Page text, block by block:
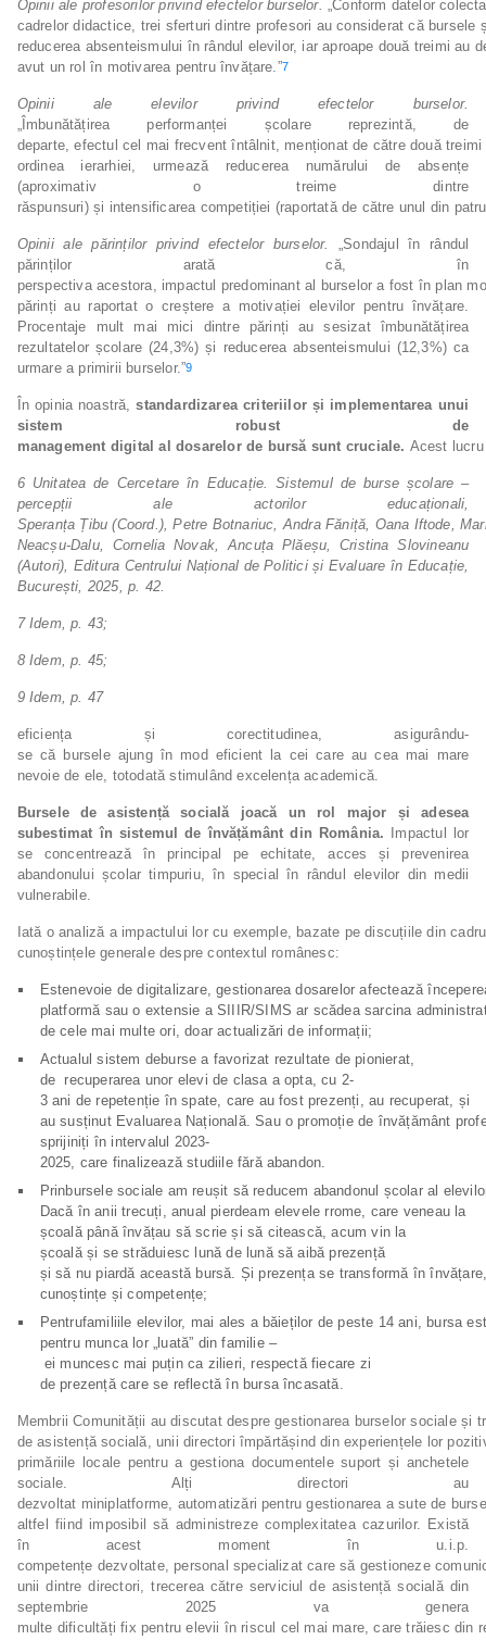
Opinii ale profesorilor privind efectelor burselor. „Conform datelor
cadrelor didactice, trei sferturi dintre profesori au considerat că bursele
reducerea absenteismului în rândul elevilor, iar aproape două treimi au
avut un rol în motivarea pentru învățare.”7
Opinii ale elevilor privind efectelor
burselor.
„Îmbunătățirea performanței școlare reprezintă, de
departe, efectul cel mai frecvent întâlnit, menționat de către două
ordinea ierarhiei, urmează reducerea numărului de absențe
(aproximativ o treime dintre
răspunsuri) și intensificarea competiției (raportată de către unul din
Opinii ale părinților privind efectelor burselor.„Sondajul în rândul
părinților arată că, în
perspectiva acestora, impactul predominant al burselor a fost în plan
părinți au raportat o creștere a motivației elevilor pentru învățare.
Procentaje mult mai mici dintre părinți au sesizat îmbunătățirea
rezultatelor școlare (24,3%) și reducerea absenteismului (12,3%) ca
urmare a primirii burselor.”9
În opinia noastră,standardizarea criteriilor și implementarea unui
sistem robust de
management digital al dosarelor de bursă sunt cruciale. Acest
6 Unitatea de Cercetare în Educație. Sistemul de burse școlare –
percepții ale actorilor educaționali,
Speranța Țibu (Coord.), Petre Botnariuc, Andra Făniță, Oana Iftode,
Neacșu-Dalu, Cornelia Novak, Ancuța Plăeșu, Cristina Slovineanu
(Autori), Editura Centrului Național de Politici și Evaluare în Educație,
București, 2025, p. 42.
7 Idem, p. 43;
8 Idem, p. 45;
9 Idem, p. 47
eficiența și corectitudinea, asigurându-
se că bursele ajung în mod eficient la cei care au cea mai mare
nevoie de ele, totodată stimulând excelența academică.
Bursele de asistență socială joacă un rol major și adesea
subestimat în sistemul de învățământ din România.
Impactul lor
se concentrează în principal pe echitate, acces și prevenirea
abandonului școlar timpuriu, în special în rândul elevilor din medii
vulnerabile.
Iată o analiză a impactului lor cu exemple, bazate pe discuțiile din
cunoștințele generale despre contextul românesc:
Estenevoie de digitalizare, gestionarea dosarelor afectează
platformă sau o extensie a SIIIR/SIMS ar scădea sarcina
de cele mai multe ori, doar actualizări de informații;
Actualul sistem deburse a favorizat rezultate de pionierat,
de recuperarea unor elevi de clasa a opta, cu 2-
3 ani de repetenție în spate, care au fost prezenți, au recuperat, și
au susținut Evaluarea Națională. Sau o promoție de învățământ
sprijiniți în intervalul 2023-
2025, care finalizează studiile fără abandon.
Prinbursele sociale am reușit să reducem abandonul școlar al
Dacă în anii trecuți, anual pierdeam elevele rrome, care veneau la
școală până învățau să scrie și să citească, acum vin la
școală și se străduiesc lună de lună să aibă prezență
și să nu piardă această bursă. Și prezența se transformă în
cunoștințe și competențe;
Pentrufamiliile elevilor, mai ales a băieților de peste 14 ani, bursa
pentru munca lor „luată” din familie –
ei muncesc mai puțin ca zilieri, respectă fiecare zi
de prezență care se reflectă în bursa încasată.
Membrii Comunității au discutat despre gestionarea burselor sociale și
de asistență socială, unii directori împărtășind din experiențele lor
primăriile locale pentru a gestiona documentele suport și anchetele
sociale. Alți directori au
dezvoltat miniplatforme, automatizări pentru gestionarea a sute de
altfel fiind imposibil să administreze complexitatea cazurilor. Există
în acest moment în u.i.p.
competențe dezvoltate, personal specializat care să gestioneze
unii dintre directori, trecerea către serviciul de asistență socială din
septembrie 2025 va genera
multe dificultăți fix pentru elevii în riscul cel mai mare, care trăiesc din